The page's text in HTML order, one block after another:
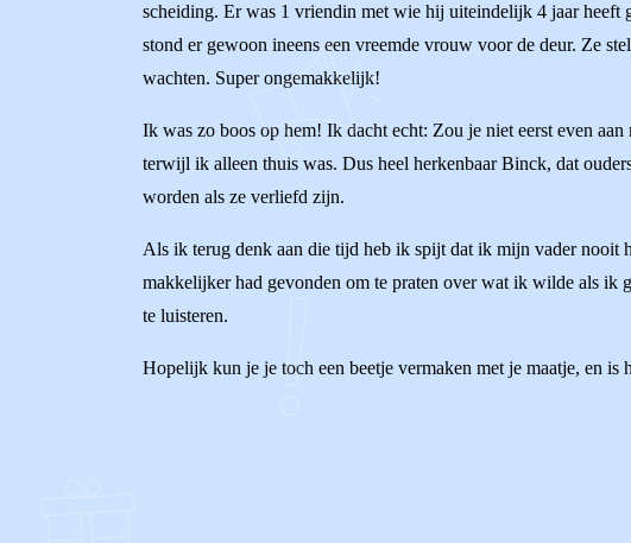
scheiding. Er was 1 vriendin met wie hij uiteindelijk 4 jaar heeft
stond er gewoon ineens een vreemde vrouw voor de deur. Ze
wachten. Super ongemakkelijk!
Ik was zo boos op hem! Ik dacht echt: Zou je niet eerst even
terwijl ik alleen thuis was. Dus heel herkenbaar Binck, dat
worden als ze verliefd zijn.
Als ik terug denk aan die tijd heb ik spijt dat ik mijn vader
makkelijker had gevonden om te praten over wat ik wilde als ik
te luisteren.
Hopelijk kun je je toch een beetje vermaken met je maatje, en is